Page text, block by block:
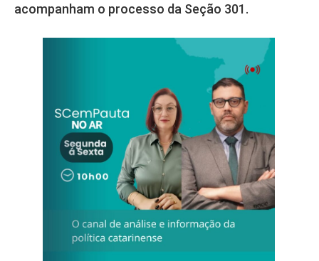
acompanham o processo da Seção 301.